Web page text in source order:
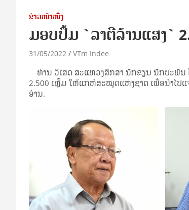
ຂ່າວໜ້າໜຶ່ງ
ມອບ​ປຶ້ມ `ລາ​ຕີ​ລ້ານ​ແສງ`
31/05/2022 VTm Indee
ທ່ານ ວິ​ເສດ​ ສະ​ແຫວງ​ສຶກ​ສາ ນັກ​ຂຽນ ນັກ​ປະ​ພັນ
2.500 ເຫຼັ້ມ ໃຫ້​ແກ່​ຫໍ​ສະ​ໝຸດ​ແ​ຫ່ງ​ຊາດ ເພື່ອ​ນຳ​ໄປ​ແ
ອ່ານ.